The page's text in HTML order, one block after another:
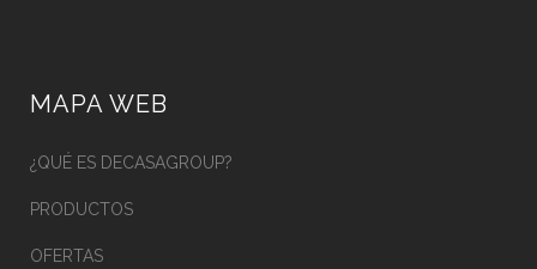
MAPA WEB
¿QUÉ ES DECASAGROUP?
PRODUCTOS
OFERTAS